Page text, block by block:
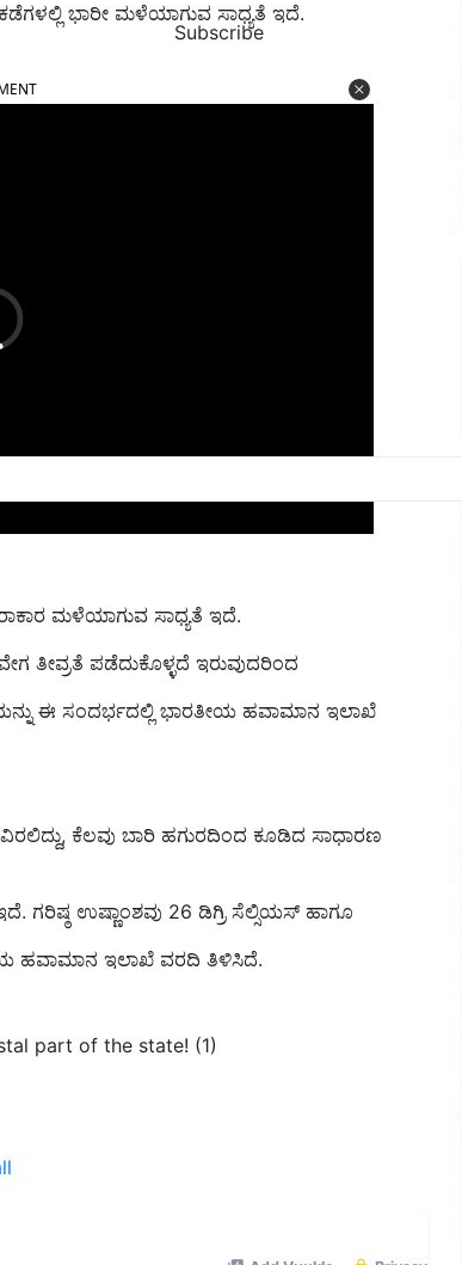
Subscribe
ಭಾರೀ ಮಳೆಯಾಗುವ ಸಾಧ್ಯತೆ ಇದೆ.
ಮಳೆಯಾಗುವ ಸಾಧ್ಯತೆ ಇದೆ.
ತೀವ್ರತೆ ಪಡೆದುಕೊಳ್ಳದೆ ಇರುವುದರಿಂದ
ಈ ಸಂದರ್ಭದಲ್ಲಿ ಭಾರತೀಯ ಹವಾಮಾನ ಇಲಾಖೆ
ಕೆಲವು ಬಾರಿ ಹಗುರದಿಂದ ಕೂಡಿದ ಸಾಧಾರಣ
ಹವಾಮಾನ ಇಲಾಖೆ ವರದಿ ತಿಳಿಸಿದೆ.
part of the state! (1)